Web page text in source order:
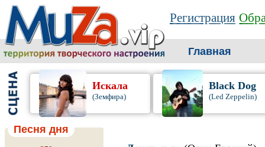
Регистрация
Главная
Искала
(Земфира)
Black Dog
(Led Zeppelin)
Песня дня